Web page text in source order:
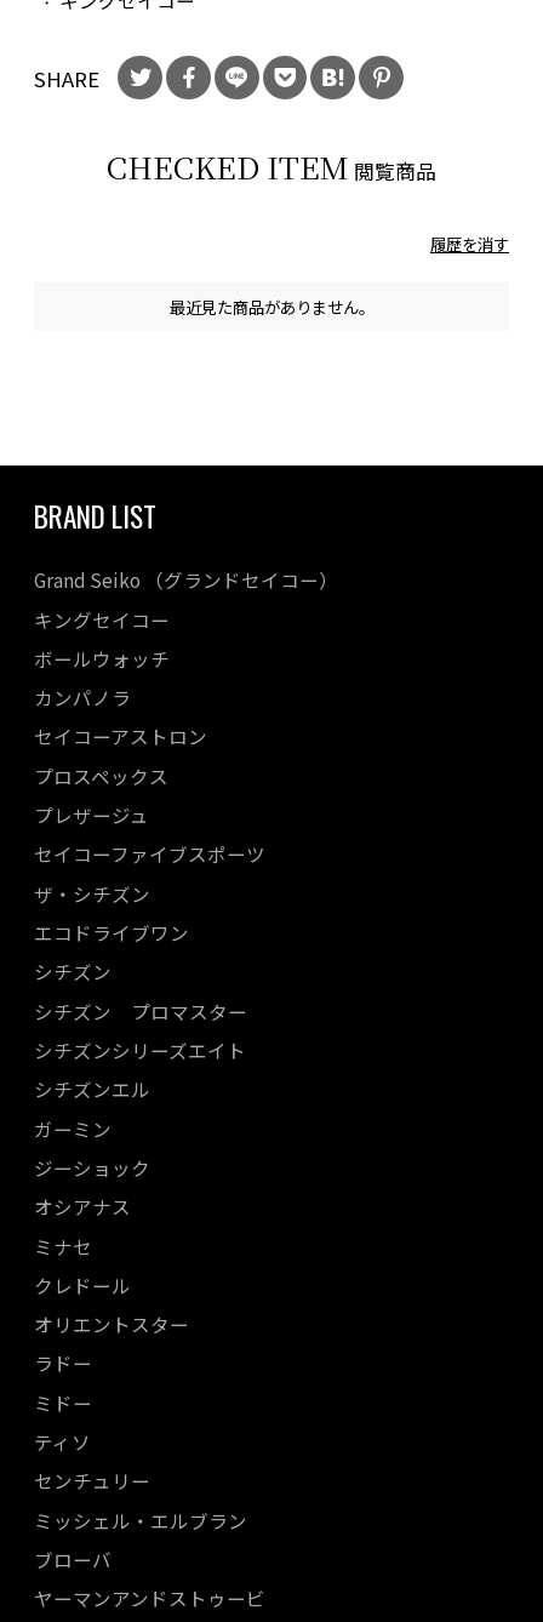
SHARE
CHECKED ITEM 閲覧商品
履歴を消す
最近見た商品がありません。
BRAND LIST
Grand Seiko （グランドセイコー）
キングセイコー
ボールウォッチ
カンパノラ
セイコーアストロン
プロスペックス
プレザージュ
セイコーファイブスポーツ
ザ・シチズン
エコドライブワン
シチズン
シチズン プロマスター
シチズンシリーズエイト
シチズンエル
ガーミン
ジーショック
オシアナス
ミナセ
クレドール
オリエントスター
ラドー
ミドー
ティソ
センチュリー
ミッシェル・エルブラン
ブローバ
ヤーマンアンドストゥービ